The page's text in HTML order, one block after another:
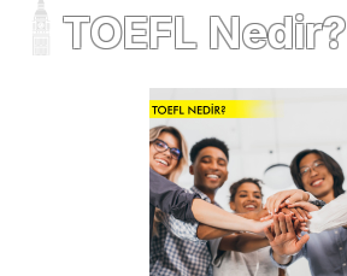
TOEFL Nedir?